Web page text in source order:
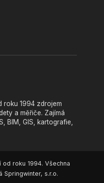
roku 1994 zdrojem
a měřiče. Zajímá
BIM, GIS, kartografie,
od roku 1994. Všechna
Springwinter, s.r.o.